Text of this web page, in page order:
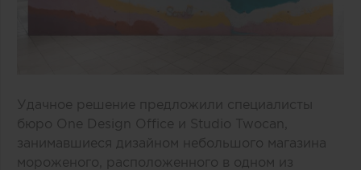
Удачное решение предложили специалисты
бюро One Design Office и Studio Twocan,
занимавшиеся дизайном небольшого магазина
мороженого, расположенного в одном из